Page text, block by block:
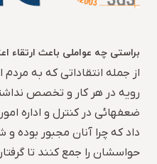
براستی چه عواملی باعث ارتقاء
از جمله انتقاداتی که به
رویه در هر کار و تخصص
ضعفهائی در کنترل و اداره
داد که چرا آنان مجبور بوده
حواسشان را جمع کنند تا